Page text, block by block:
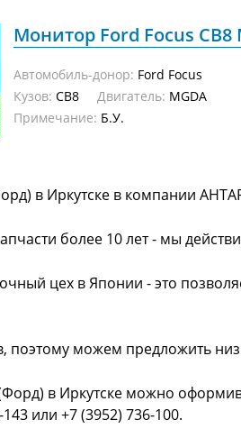
Монитор Ford Focus CB8
Автомобиль-донор: Ford Focus
Кузов: CB8 Двигатель: MGDA
Примечание: Б.У.
в Иркутске в компании
более 10 лет - мы
цех в Японии - это
поэтому можем предложить
в Иркутске можно
или +7 (3952) 736-100.